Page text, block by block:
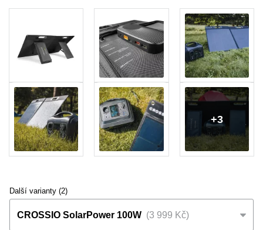
+3
Další varianty (2)
CROSSIO SolarPower 100W 3 999 Kč